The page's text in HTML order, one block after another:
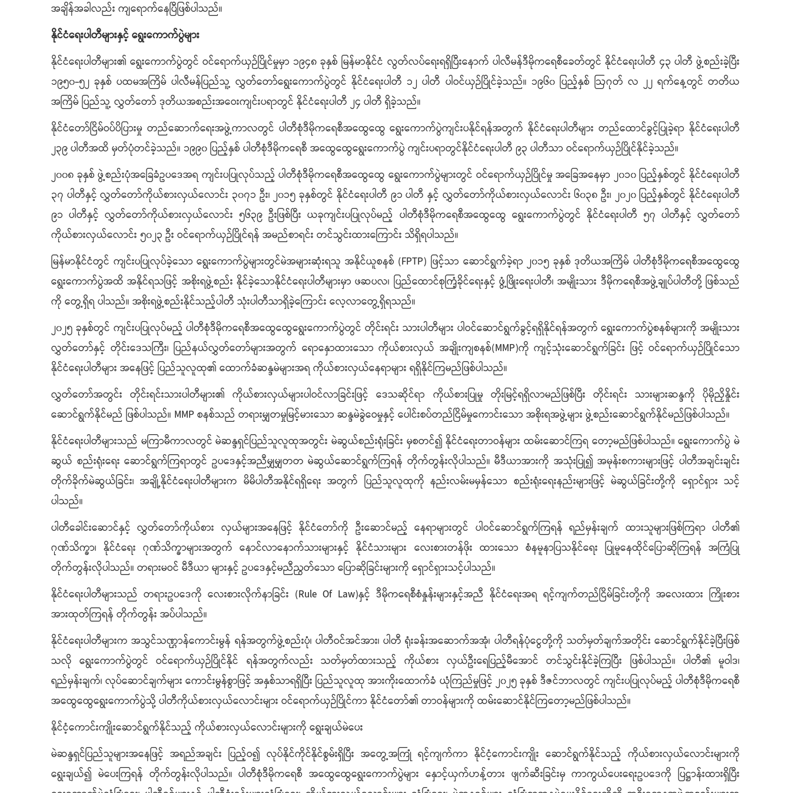
အချိန်အခါလည်း ကျရောက်နေပြီဖြစ်ပါသည်။
နိုင်ငံရေးပါတီများနှင့် ရွေးကောက်ပွဲများ
နိုင်ငံရေးပါတီများ၏ ရွေးကောက်ပွဲတွင် ဝင်ရောက်ယှဉ်ပြိုင်မှုမှာ ၁၉၄၈ ခုနှစ် မြန်မာနိုင်ငံ လွတ်လပ်ရေးရရှိပြီးနောက် ပါလီမန်ဒီမိုကရေစီခေတ်တွင် နိုင်ငံရေးပါတီ ၄၃ ပါတီ ဖွဲ့စည်းခဲ့ပြီး
၁၉၅၀-၅၂ ခုနှစ် ပထမအကြိမ် ပါလီမန်ပြည်သူ့ လွှတ်တော်ရွေးကောက်ပွဲတွင် နိုင်ငံရေးပါတီ ၁၂ ပါတီ ပါဝင်ယှဉ်ပြိုင်ခဲ့သည်။ ၁၉၆၀ ပြည့်နှစ် ဩဂုတ် လ ၂၂ ရက်နေ့တွင် တတိယ
အကြိမ် ပြည်သူ့ လွှတ်တော် ဒုတိယအစည်းအဝေးကျင်းပရာတွင် နိုင်ငံရေးပါတီ ၂၄ ပါတီ ရှိခဲ့သည်။
နိုင်ငံတော်ငြိမ်ဝပ်ပိပြားမှု တည်ဆောက်ရေးအဖွဲ့ကာလတွင် ပါတီစုံဒီမိုကရေစီအထွေထွေ ရွေးကောက်ပွဲကျင်းပနိုင်ရန်အတွက် နိုင်ငံရေးပါတီများ တည်ထောင်ခွင့်ပြုခဲ့ရာ နိုင်ငံရေးပါတီ
၂၃၉ ပါတီအထိ မှတ်ပုံတင်ခဲ့သည်။ ၁၉၉၀ ပြည့်နှစ် ပါတီစုံဒီမိုကရေစီ အထွေထွေရွေးကောက်ပွဲ ကျင်းပရာတွင်နိုင်ငံရေးပါတီ ၉၃ ပါတီသာ ဝင်ရောက်ယှဉ်ပြိုင်နိုင်ခဲ့သည်။
၂၀၀၈ ခုနှစ် ဖွဲ့စည်းပုံအခြေခံဥပဒေအရ ကျင်းပပြုလုပ်သည့် ပါတီစုံဒီမိုကရေစီအထွေထွေ ရွေးကောက်ပွဲများတွင် ဝင်ရောက်ယှဉ်ပြိုင်မှု အခြေအနေမှာ ၂၀၁၀ ပြည့်နှစ်တွင် နိုင်ငံရေးပါတီ
၃၇ ပါတီနှင့် လွှတ်တော်ကိုယ်စားလှယ်လောင်း ၃၀၇၁ ဦး၊ ၂၀၁၅ ခုနှစ်တွင် နိုင်ငံရေးပါတီ ၉၁ ပါတီ နှင့် လွှတ်တော်ကိုယ်စားလှယ်လောင်း ၆၀၃၈ ဦး၊ ၂၀၂၀ ပြည့်နှစ်တွင် နိုင်ငံရေးပါတီ
၉၁ ပါတီနှင့် လွှတ်တော်ကိုယ်စားလှယ်လောင်း ၅၆၃၉ ဦးဖြစ်ပြီး ယခုကျင်းပပြုလုပ်မည့် ပါတီစုံဒီမိုကရေစီအထွေထွေ ရွေးကောက်ပွဲတွင် နိုင်ငံရေးပါတီ ၅၇ ပါတီနှင့် လွှတ်တော်
ကိုယ်စားလှယ်လောင်း ၅၀၂၃ ဦး ဝင်ရောက်ယှဉ်ပြိုင်ရန် အမည်စာရင်း တင်သွင်းထားကြောင်း သိရှိရပါသည်။
မြန်မာနိုင်ငံတွင် ကျင်းပပြုလုပ်ခဲ့သော ရွေးကောက်ပွဲများတွင်မဲအများဆုံးရသူ အနိုင်ယူစနစ် (FPTP) ဖြင့်သာ ဆောင်ရွက်ခဲ့ရာ ၂၀၁၅ ခုနှစ် ဒုတိယအကြိမ် ပါတီစုံဒီမိုကရေစီအထွေထွေ
ရွေးကောက်ပွဲအထိ အနိုင်ရသဖြင့် အစိုးရဖွဲ့စည်း နိုင်ခဲ့သောနိုင်ငံရေးပါတီများမှာ ဖဆပလ၊ ပြည်ထောင်စုကြံ့ခိုင်ရေးနှင့် ဖွံ့ဖြိုးရေးပါတီ၊ အမျိုးသား ဒီမိုကရေစီအဖွဲ့ချုပ်ပါတီတို့ ဖြစ်သည်
ကို တွေ့ရှိရ ပါသည်။ အစိုးရဖွဲ့စည်းနိုင်သည့်ပါတီ သုံးပါတီသာရှိခဲ့ကြောင်း လေ့လာတွေ့ရှိရသည်။
၂၀၂၅ ခုနှစ်တွင် ကျင်းပပြုလုပ်မည့် ပါတီစုံဒီမိုကရေစီအထွေထွေရွေးကောက်ပွဲတွင် တိုင်းရင်း သားပါတီများ ပါဝင်ဆောင်ရွက်ခွင့်ရရှိနိုင်ရန်အတွက် ရွေးကောက်ပွဲစနစ်များကို အမျိုးသား
လွှတ်တော်နှင့် တိုင်းဒေသကြီး၊ ပြည်နယ်လွှတ်တော်များအတွက် ရောနှောထားသော ကိုယ်စားလှယ် အချိုးကျစနစ်(MMP)ကို ကျင့်သုံးဆောင်ရွက်ခြင်း ဖြင့် ဝင်ရောက်ယှဉ်ပြိုင်သော
နိုင်ငံရေးပါတီများ အနေဖြင့် ပြည်သူလူထု၏ ထောက်ခံဆန္ဒမဲများအရ ကိုယ်စားလှယ်နေရာများ ရရှိနိုင်ကြမည်ဖြစ်ပါသည်။
လွှတ်တော်အတွင်း တိုင်းရင်းသားပါတီများ၏ ကိုယ်စားလှယ်များပါဝင်လာခြင်းဖြင့် ဒေသဆိုင်ရာ ကိုယ်စားပြုမှု တိုးမြင့်ရရှိလာမည်ဖြစ်ပြီး တိုင်းရင်း သားများဆန္ဒကို ပိုမိုညှိနှိုင်း
ဆောင်ရွက်နိုင်မည် ဖြစ်ပါသည်။ MMP စနစ်သည် တရားမျှတမှုမြင့်မားသော ဆန္ဒမဲခွဲဝေမှုနှင့် ပေါင်းစပ်တည်ငြိမ်မှုကောင်းသော အစိုးရအဖွဲ့များ ဖွဲ့စည်းဆောင်ရွက်နိုင်မည်ဖြစ်ပါသည်။
နိုင်ငံရေးပါတီများသည် မကြာမီကာလတွင် မဲဆန္ဒရှင်ပြည်သူလူထုအတွင်း မဲဆွယ်စည်းရုံးခြင်း မှစတင်၍ နိုင်ငံရေးတာဝန်များ ထမ်းဆောင်ကြရ တော့မည်ဖြစ်ပါသည်။ ရွေးကောက်ပွဲ မဲ
ဆွယ် စည်းရုံးရေး ဆောင်ရွက်ကြရာတွင် ဥပဒေနှင့်အညီမျှမျှတတ မဲဆွယ်ဆောင်ရွက်ကြရန် တိုက်တွန်းလိုပါသည်။ မီဒီယာအားကို အသုံးပြု၍ အမုန်းစကားများဖြင့် ပါတီအချင်းချင်း
တိုက်ခိုက်မဲဆွယ်ခြင်း၊ အချို့နိုင်ငံရေးပါတီများက မိမိပါတီအနိုင်ရရှိရေး အတွက် ပြည်သူလူထုကို နည်းလမ်းမမှန်သော စည်းရုံးရေးနည်းများဖြင့် မဲဆွယ်ခြင်းတို့ကို ရှောင်ရှား သင့်
ပါသည်။
ပါတီခေါင်းဆောင်နှင့် လွှတ်တော်ကိုယ်စား လှယ်များအနေဖြင့် နိုင်ငံတော်ကို ဦးဆောင်မည့် နေရာများတွင် ပါဝင်ဆောင်ရွက်ကြရန် ရည်မှန်းချက် ထားသူများဖြစ်ကြရာ ပါတီ၏
ဂုဏ်သိက္ခာ၊ နိုင်ငံရေး ဂုဏ်သိက္ခာများအတွက် နောင်လာနောက်သားများနှင့် နိုင်ငံသားများ လေးစားတန်ဖိုး ထားသော စံနမူနာပြသနိုင်ရေး ပြုမူနေထိုင်ပြောဆိုကြရန် အကြံပြု
တိုက်တွန်းလိုပါသည်။ တရားမဝင် မီဒီယာ များနှင့် ဥပဒေနှင့်မညီညွတ်သော ပြောဆိုခြင်းများကို ရှောင်ရှားသင့်ပါသည်။
နိုင်ငံရေးပါတီများသည် တရားဥပဒေကို လေးစားလိုက်နာခြင်း (Rule Of Law)နှင့် ဒီမိုကရေစီစံနှုန်းများနှင့်အညီ နိုင်ငံရေးအရ ရင့်ကျက်တည်ငြိမ်ခြင်းတို့ကို အလေးထား ကြိုးစား
အားထုတ်ကြရန် တိုက်တွန်း အပ်ပါသည်။
နိုင်ငံရေးပါတီများက အသွင်သဏ္ဌာန်ကောင်းမွန် ရန်အတွက်ဖွဲ့စည်းပုံ၊ ပါတီဝင်အင်အား၊ ပါတီ ရုံးခန်းအဆောက်အအုံ၊ ပါတီရန်ပုံငွေတို့ကို သတ်မှတ်ချက်အတိုင်း ဆောင်ရွက်နိုင်ခဲ့ပြီးဖြစ်
သလို ရွေးကောက်ပွဲတွင် ဝင်ရောက်ယှဉ်ပြိုင်နိုင် ရန်အတွက်လည်း သတ်မှတ်ထားသည့် ကိုယ်စား လှယ်ဦးရေပြည့်မီအောင် တင်သွင်းနိုင်ခဲ့ကြပြီး ဖြစ်ပါသည်။ ပါတီ၏ မူဝါဒ၊
ရည်မှန်းချက်၊ လုပ်ဆောင်ချက်များ ကောင်းမွန်စွာဖြင့် အနှစ်သာရရှိပြီး ပြည်သူလူထု အားကိုးထောက်ခံ ယုံကြည်မှုဖြင့် ၂၀၂၅ ခုနှစ် ဒီဇင်ဘာလတွင် ကျင်းပပြုလုပ်မည့် ပါတီစုံဒီမိုကရေစီ
အထွေထွေရွေးကောက်ပွဲသို့ ပါတီကိုယ်စားလှယ်လောင်းများ ဝင်ရောက်ယှဉ်ပြိုင်ကာ နိုင်ငံတော်၏ တာဝန်များကို ထမ်းဆောင်နိုင်ကြတော့မည်ဖြစ်ပါသည်။
နိုင်ငံ့ကောင်းကျိုးဆောင်ရွက်နိုင်သည့် ကိုယ်စားလှယ်လောင်းများကို ရွေးချယ်မဲပေး
မဲဆန္ဒရှင်ပြည်သူများအနေဖြင့် အရည်အချင်း ပြည့်ဝ၍ လုပ်နိုင်ကိုင်နိုင်စွမ်းရှိပြီး အတွေ့အကြုံ ရင့်ကျက်ကာ နိုင်ငံ့ကောင်းကျိုး ဆောင်ရွက်နိုင်သည့် ကိုယ်စားလှယ်လောင်းများကို
ရွေးချယ်၍ မဲပေးကြရန် တိုက်တွန်းလိုပါသည်။ ပါတီစုံဒီမိုကရေစီ အထွေထွေရွေးကောက်ပွဲများ နှောင့်ယှက်ဟန့်တား ဖျက်ဆီးခြင်းမှ ကာကွယ်ပေးရေးဥပဒေကို ပြဋ္ဌာန်းထားရှိပြီး